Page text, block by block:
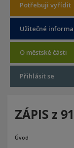
Potřebuji vyřídit
Užitečné
O městské části
Přihlásit se
ZÁPIS z
Úvod